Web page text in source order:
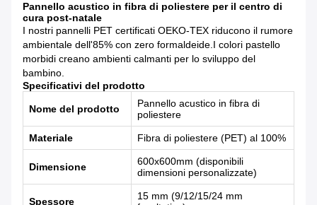
Pannello acustico in fibra di poliestere per il centro di
cura post-natale
I nostri pannelli PET certificati OEKO-TEX riducono il rumore
ambientale dell'85% con zero formaldeide.I colori pastello
morbidi creano ambienti calmanti per lo sviluppo del
bambino.
Specificativi del prodotto
Nome del prodotto
Pannello acustico in fibra di
poliestere
Materiale Fibra di poliestere (PET) al 100%
Dimensione
600x600mm (disponibili
dimensioni personalizzate)
Spessore
15 mm (9/12/15/24 mm